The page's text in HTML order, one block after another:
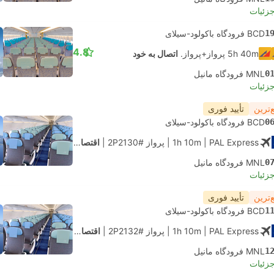
BCD فرودگاه باکولود-سیلای
5h 40m پرواز+پرواز.
اتصال به خود
MNL فرودگاه مانیل
4.8
تأیید فوری
BCD فرودگاه باکولود-سیلای
1h 10m | PAL Express پرواز #2P2130 اقتصادی
MNL فرودگاه مانیل
تأیید فوری
BCD فرودگاه باکولود-سیلای
1h 10m | PAL Express پرواز #2P2132 اقتصادی
MNL فرودگاه مانیل